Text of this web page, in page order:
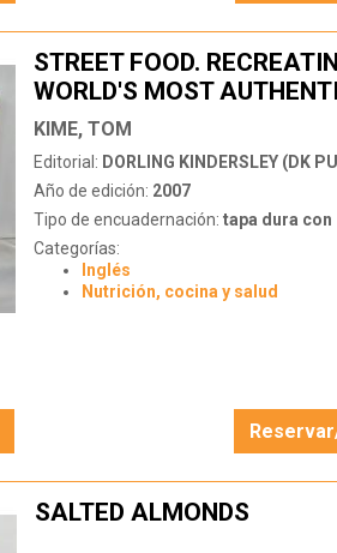
STREET FOOD.
WORLD'S MOST
TASTES
KIME, TOM
Editorial: DORLING KINDERSLEY (DK
Año de edición: 2007
Tipo de encuadernación: tapa dura con
Categorías:
Inglés
Nutrición, cocina y salud
SALTED ALMONDS